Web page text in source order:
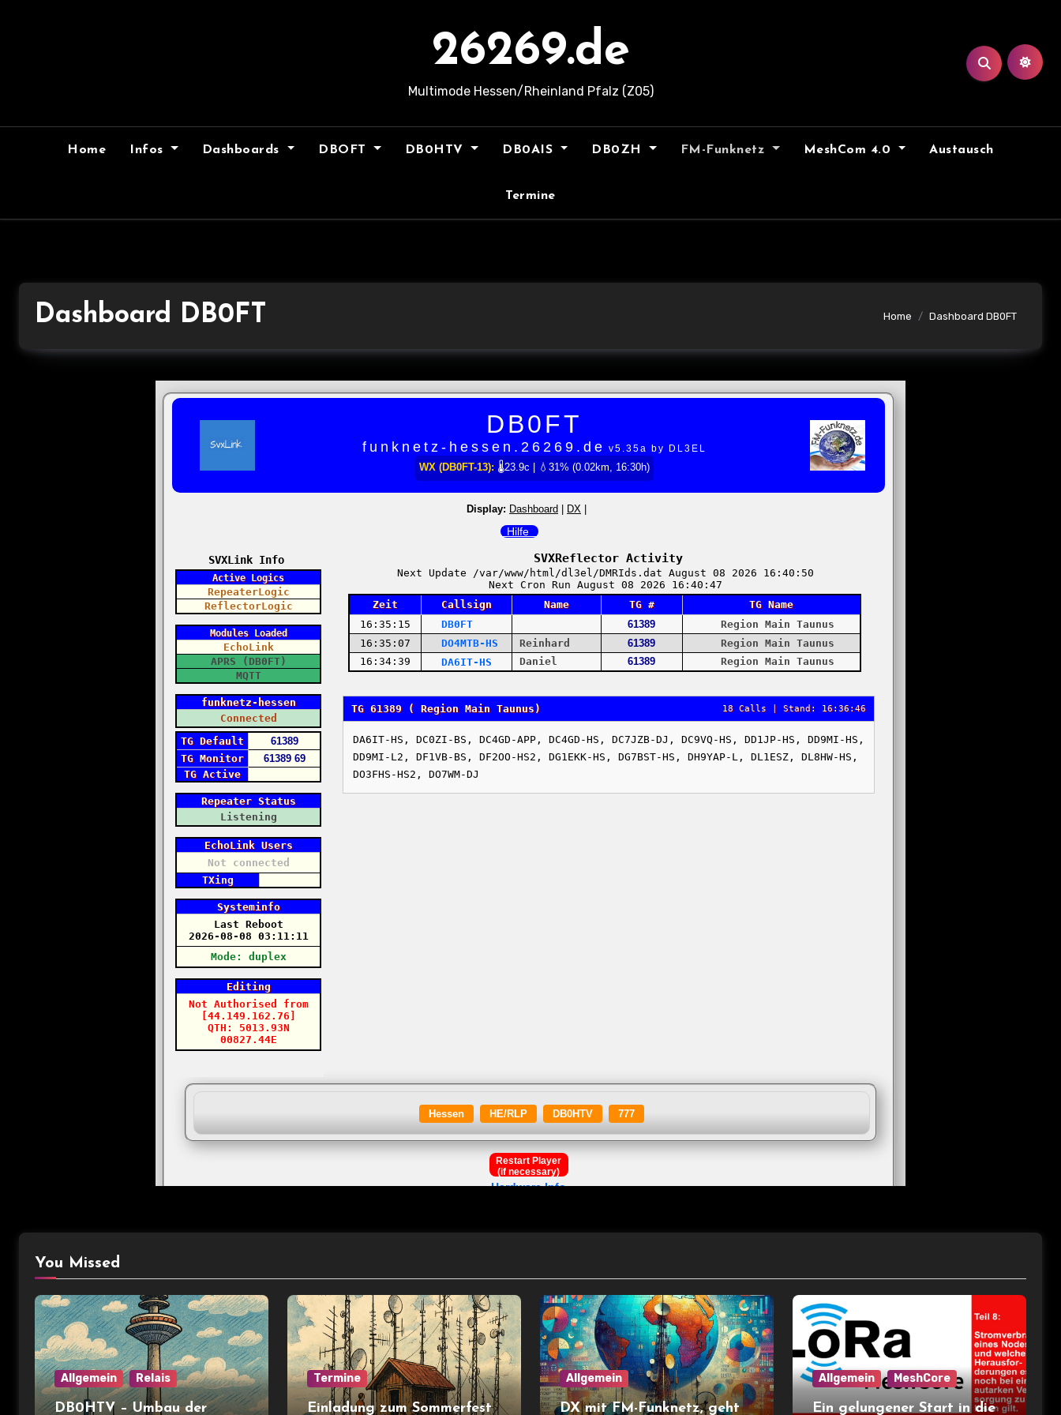
26269.de
Multimode Hessen/Rheinland Pfalz (Z05)
Home Infos Dashboards DBOFT DB0HTV DB0AIS DB0ZH FM-Funknetz MeshCom 4.0 Austausch
Termine
Dashboard DB0FT Home Dashboard DB0FT
You Missed
Allgemein Relais
DB0HTV – Umbau der
Termine
Einladung zum Sommerfest
Allgemein
DX mit FM-Funknetz, geht
Allgemein MeshCore
Ein gelungener Start in die